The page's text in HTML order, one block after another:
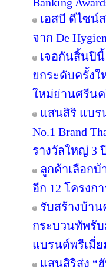
เอสบี ดีไซน์
จาก De
เจอกันสิ้นปี
ยกระดับครั้งใ
ใหม่ย่านศรีน
แสนสิริ แบร
No.1 Brand
รางวัลใหญ่ 3
ลูกค้าเลือกบ้
อีก 12 โครงก
รับสร้างบ้า
กระบวนทัพรั
แบรนด์พรีเมี่
แสนสิริส่ง “